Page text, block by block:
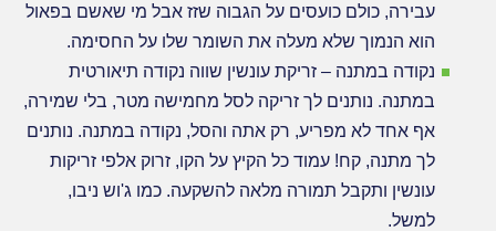
האימון
אטלנטה
"הוקס".
עבירה, כולם כועסים על הגבוה שזז אבל מי שאשם בפאול
הוא הנמוך שלא מעלה את השומר שלו על החסימה.
נקודה במתנה – זריקת עונשין שווה נקודה תיאורטית
במתנה. נותנים לך זריקה לסל מחמישה מטר, בלי שמירה,
אף אחד לא מפריע, רק אתה והסל, נקודה במתנה. נותנים
לך מתנה, קח! עמוד כל הקיץ על הקו, זרוק אלפי זריקות
עונשין ותקבל תמורה מלאה להשקעה. כמו ג'וש ניבו,
למשל.